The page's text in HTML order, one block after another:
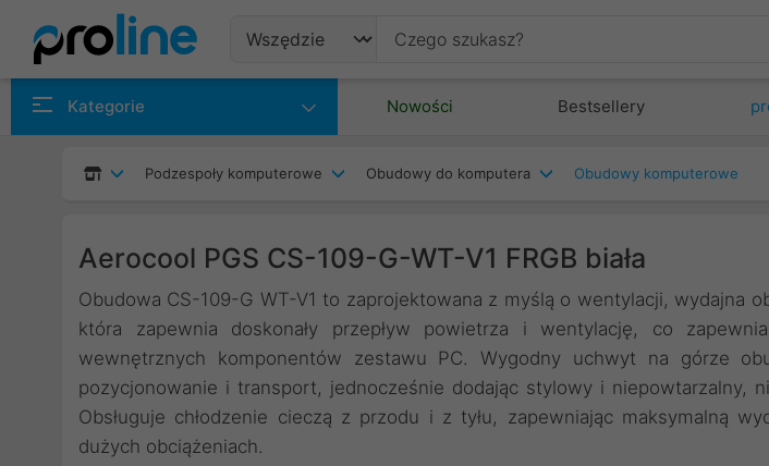
Kategorie Nowości Bestsellery
Podzespoły komputerowe Obudowy do komputera Obudowy komputerowe
Aerocool PGS CS-109-G-WT-V1 FRGB biała
Obudowa CS-109-G WT-V1 to zaprojektowana z myślą o wentylacji, wydajna
która zapewnia doskonały przepływ powietrza i wentylację, co zapewnia
wewnętrznych komponentów zestawu PC. Wygodny uchwyt na górze
pozycjonowanie i transport, jednocześnie dodając stylowy i niepowtarzalny,
Obsługuje chłodzenie cieczą z przodu i z tyłu, zapewniając maksymalną
dużych obciążeniach.